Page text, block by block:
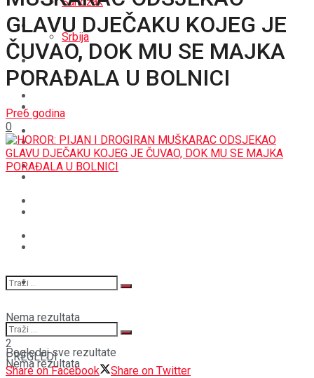
REGIJA
SVIJET
STAV
Nema rezultata
Pogledaj sve rezultate
Srbija
REGIJA
SVIJET
BOŠNJACI
SPORT
Nema rezultata
GLAVU DJEČAKU KOJEG JE
ČUVAO, DOK MU SE MAJKA
PORAĐALA U BOLNICI
Pre6 godina
0
2
PREGLEDI
Share on Facebook
Share on Twitter